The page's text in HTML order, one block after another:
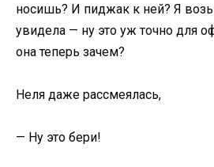
носишь? И пиджак к ней? Я
увидела — ну это уж точно для
она теперь зачем?
Неля даже рассмеялась,
— Ну это бери!